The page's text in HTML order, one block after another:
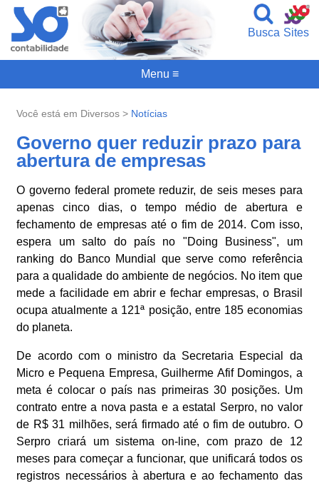
Sites
Busca
Você está em Diversos > Notícias
Governo quer reduzir prazo para
abertura de empresas
O governo federal promete reduzir, de seis meses para
apenas cinco dias, o tempo médio de abertura e
fechamento de empresas até o fim de 2014. Com isso,
espera um salto do país no "Doing Business", um
ranking do Banco Mundial que serve como referência
para a qualidade do ambiente de negócios. No item que
mede a facilidade em abrir e fechar empresas, o Brasil
ocupa atualmente a 121ª posição, entre 185 economias
do planeta.
De acordo com o ministro da Secretaria Especial da
Micro e Pequena Empresa, Guilherme Afif Domingos, a
meta é colocar o país nas primeiras 30 posições. Um
contrato entre a nova pasta e a estatal Serpro, no valor
de R$ 31 milhões, será firmado até o fim de outubro. O
Serpro criará um sistema on-line, com prazo de 12
meses para começar a funcionar, que unificará todos os
registros necessários à abertura e ao fechamento das